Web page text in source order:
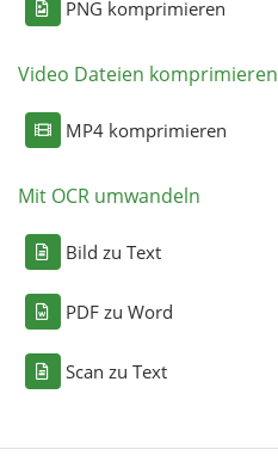
PNG komprimieren
Video Dateien komprimieren
MP4 komprimieren
Mit OCR umwandeln
Bild zu Text
PDF zu Word
Scan zu Text